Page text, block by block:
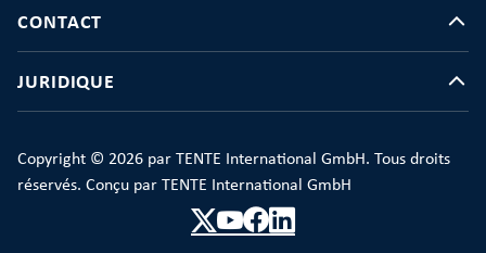
CONTACT
JURIDIQUE
Copyright © 2026 par TENTE International GmbH. Tous droits
réservés. Conçu par TENTE International GmbH